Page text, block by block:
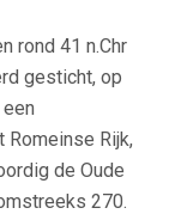
rond 41 n.Chr
gesticht, op
Romeinse Rijk,
de Oude
270.